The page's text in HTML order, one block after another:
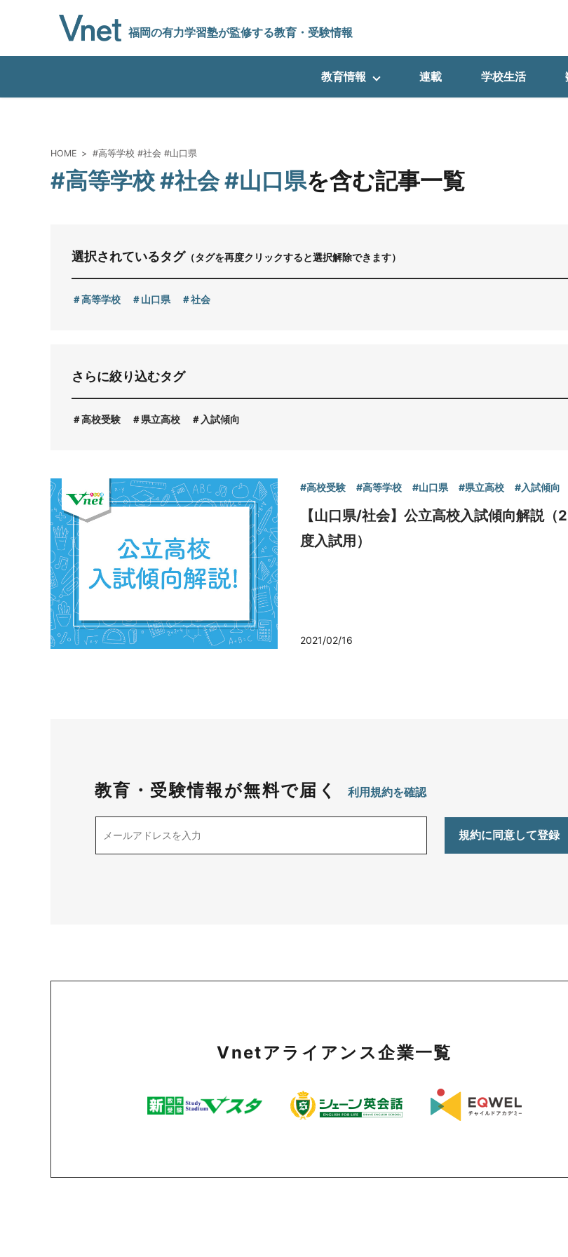
福岡の有力学習塾が監修する教育 ・受験情報
vnetアライアンス企業
プライバシーポリシー
教育情報 連載 学校生活
HOME #高等学校 #社会 #山口県
#高等学校 #社会 #山口県を含む記事一覧
選択されているタグ（タグを再度クリックすると選択解除できます）
高等学校 山口県 社会
さらに絞り込むタグ
高校受験 県立高校 入試傾向
#高校受験 #高等学校 #山口県 #県立高校 #入試傾向
【山口県/社会】公立高校入試傾向解説（
度入試用）
2021/02/16
教育・受験情報が無料で届く 利用規約を確認
Vnetアライアンス企業一覧